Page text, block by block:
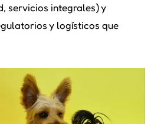
servicios integrales) y
y logísticos que